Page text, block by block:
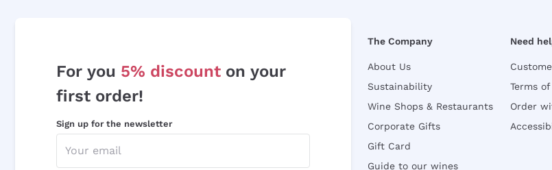
For you 5% discount on your
first order!
Sign up for the newsletter
The Company
About Us
Sustainability
Wine Shops & Restaurants
Corporate Gifts
Gift Card
Guide to our wines
Need
Terms
Order